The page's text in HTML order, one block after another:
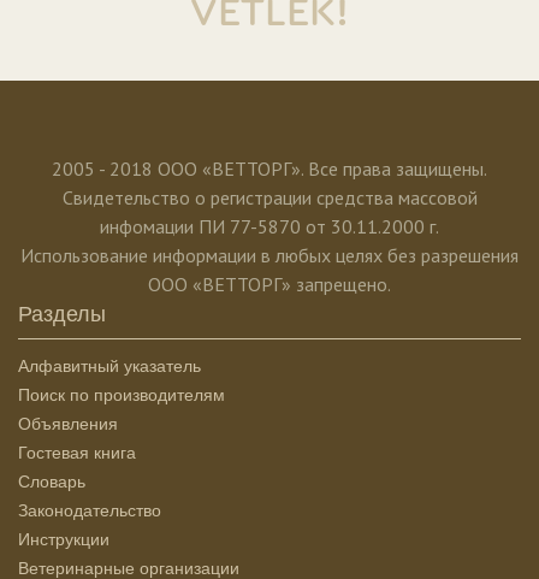
VETLEK!
2005 - 2018 ООО «ВЕТТОРГ». Все права защищены.
Свидетельство о регистрации средства массовой
инфомации ПИ 77-5870 от 30.11.2000 г.
Использование информации в любых целях без разрешения
ООО «ВЕТТОРГ» запрещено.
Разделы
Алфавитный указатель
Поиск по производителям
Объявления
Гостевая книга
Словарь
Законодательство
Инструкции
Ветеринарные организации